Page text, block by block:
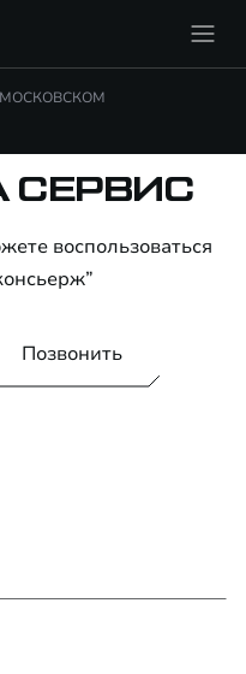
СЕРВИС
воспользоваться
Позвонить